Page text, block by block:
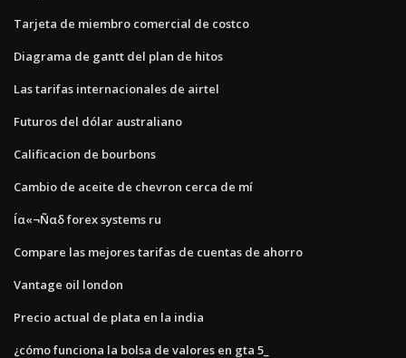
Tarjeta de miembro comercial de costco
Diagrama de gantt del plan de hitos
Las tarifas internacionales de airtel
Futuros del dólar australiano
Calificacion de bourbons
Cambio de aceite de chevron cerca de mí
Íα«¬Ñαδ forex systems ru
Compare las mejores tarifas de cuentas de ahorro
Vantage oil london
Precio actual de plata en la india
¿cómo funciona la bolsa de valores en gta 5_